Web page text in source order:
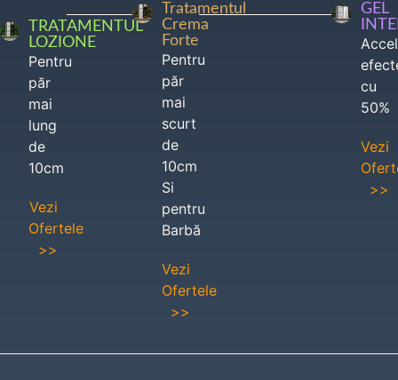
TRATAMENTUL
LOZIONE
Pentru
păr
mai
lung
de
10cm
Vezi
Ofertele
>>
Tratamentul
Crema
Forte
Pentru
păr
mai
scurt
de
10cm
Si
pentru
Barbă
Vezi
Ofertele
>>
GEL
cu
50%
Vezi
>>